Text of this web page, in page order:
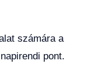
számára a
pont.